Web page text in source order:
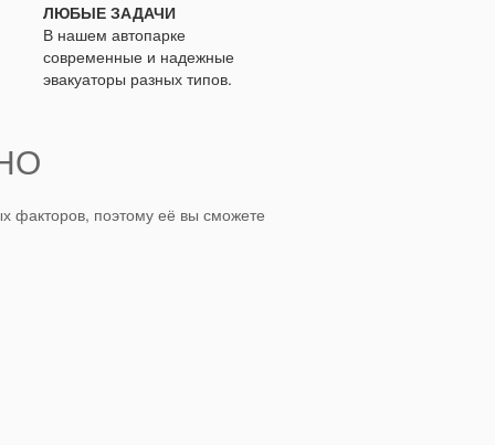
ЛЮБЫЕ ЗАДАЧИ
В нашем автопарке
современные и надежные
эвакуаторы разных типов.
факторов, поэтому её вы сможете